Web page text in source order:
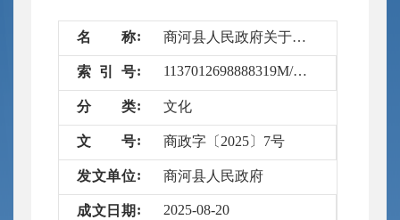
名 称 商河县人民政府关于公布第五批县级非物质文化遗产代表性项目名录的通知
索 引 号 1137012698888319M/2025-6675466
分 类 文化
文 号 商政字〔2025〕7号
发文单位 商河县人民政府
成文 日 期 2025-08-20